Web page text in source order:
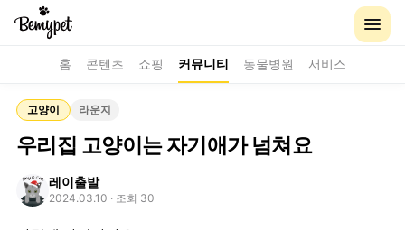
홈 콘텐츠 쇼핑 커뮤니티 동물병원 서비스
고양이 라운지
우리집 고양이는 자기애가 넘쳐요
레이출발
2024.03.10 · 조회 30